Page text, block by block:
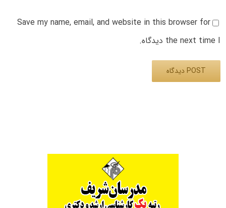
Save my name, email, and website in this browser for
the next time I دیدگاه.